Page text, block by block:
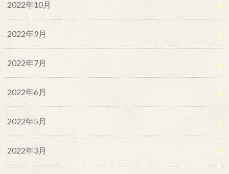
2022年10月
2022年9月
2022年7月
2022年6月
2022年5月
2022年3月